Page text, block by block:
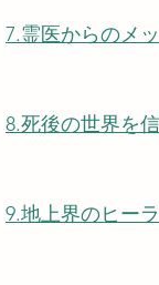
7.霊医からのメ
8.死後の世界を
9.地上界のヒー